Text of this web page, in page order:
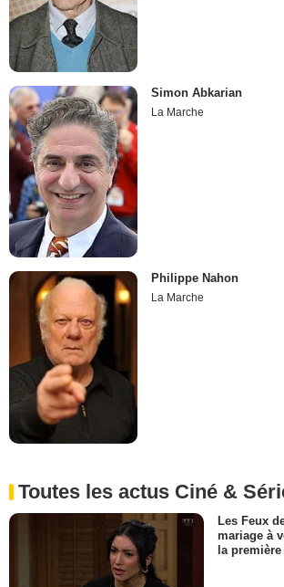
Simon Abkarian
La Marche
Philippe Nahon
La Marche
Toutes les actus Ciné &
Les Feux
mariage à
la